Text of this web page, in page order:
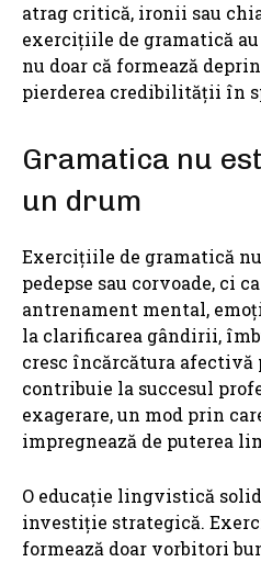
atrag critică, ironii sau
exercițiile de gramatică au
nu doar că formează
pierderea credibilității în
Gramatica nu
un drum
Exercițiile de gramatică
pedepse sau corvoade, ci
antrenament mental,
la clarificarea gândirii,
cresc încărcătura afectivă
contribuie la succesul
exagerare, un mod prin
impregnează de puterea
O educație lingvistică
investiție strategică.
formează doar vorbitori